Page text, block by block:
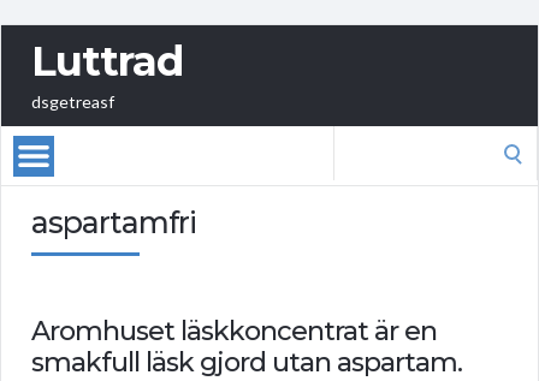
Luttrad
dsgetreasf
aspartamfri
Aromhuset läskkoncentrat är en
smakfull läsk gjord utan aspartam.